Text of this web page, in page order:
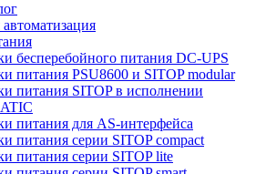
бесперебойного питания DC-UPS
питания PSU8600 и SITOP modular
питания SITOP в исполнении
питания для AS-интерфейса
питания серии SITOP compact
питания серии SITOP lite